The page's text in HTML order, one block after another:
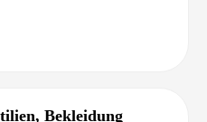
Bekleidung